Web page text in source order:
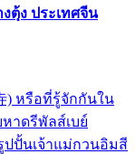
ตุ้ง ประเทศจีน
) หรือที่รู้จักกันใน
าดรีพัลส์เบย์
ปปั้นเจ้าแม่กวนอิมสี